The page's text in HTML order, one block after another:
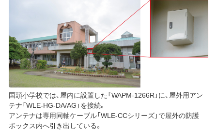
国頭小学校では、屋内に設置した「WAPM-1266R」に、屋外用アン
テナ「WLE-HG-DA/AG」を接続。
アンテナは専用同軸ケーブル「WLE-CCシリーズ」で屋外の防護
ボックス内へ引き出している。